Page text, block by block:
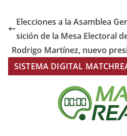
Elecciones a la Asamblea
sición de la Mesa Electoral
Rodrigo Martínez, nuevo
SISTEMA DIGITAL